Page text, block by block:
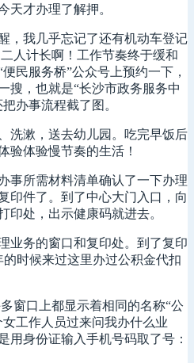
天才办理了解押。
，我几乎忘记了还有机动车登记
人计长啊！工作节奏终于缓和
民服务桥”公众号上预约一下，
搜，也就是“长沙市政务服务中
办事流程截了图。
洗漱，送去幼儿园。吃完早饭后
验体验慢节奏的生活！
事所需材料清单确认了一下办理
印件了。到了中心大门入口，向
印处，出示健康码就进去。
业务的窗口和复印处。到了复印
时候来过这里办过公积金代扣
窗口上都显示着相同的名称“公
工作人员过来问我办什么业
用身份证输入手机号码取了号：